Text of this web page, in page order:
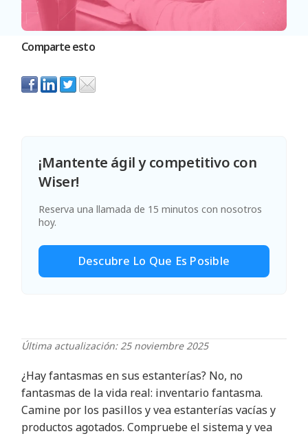
Comparte esto
¡Mantente ágil y competitivo con
Wiser!
Reserva una llamada de 15 minutos con nosotros
hoy.
Descubre Lo Que Es Posible
Última actualización: 25 noviembre 2025
¿Hay fantasmas en sus estanterías? No, no
fantasmas de la vida real: inventario fantasma.
Camine por los pasillos y vea estanterías vacías y
productos agotados. Compruebe el sistema y vea